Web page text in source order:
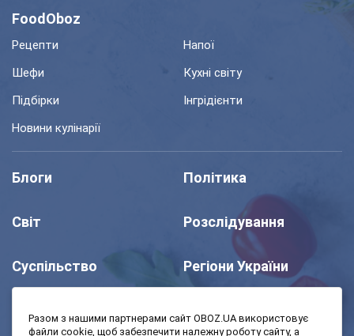
FoodOboz
Рецепти
Напої
Шефи
Кухні світу
Підбірки
Інгрідієнти
Новини кулінарії
Блоги Політика
Світ Розслідування
Суспільство Регіони України
Разом з нашими партнерами сайт OBOZ.UA використовує
файли cookie, щоб забезпечити належну роботу сайту, а